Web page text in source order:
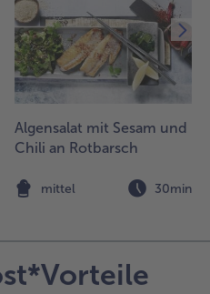
Algensalat mit Sesam und
Chili an Rotbarsch
mittel 30min